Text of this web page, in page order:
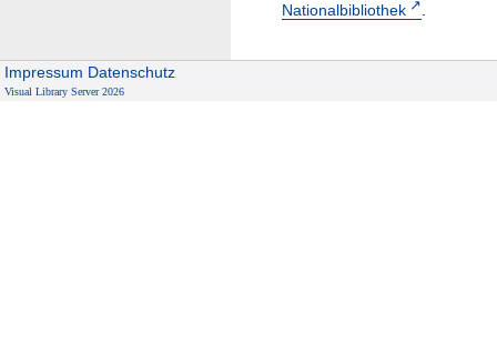
Nationalbibliothek
.
Impressum Datenschutz
Visual Library Server 2026